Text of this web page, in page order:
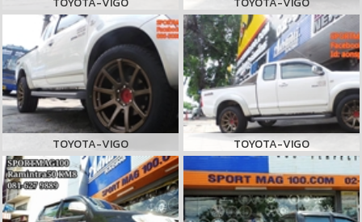
TOYOTA-VIGO TOYOTA-VIGO